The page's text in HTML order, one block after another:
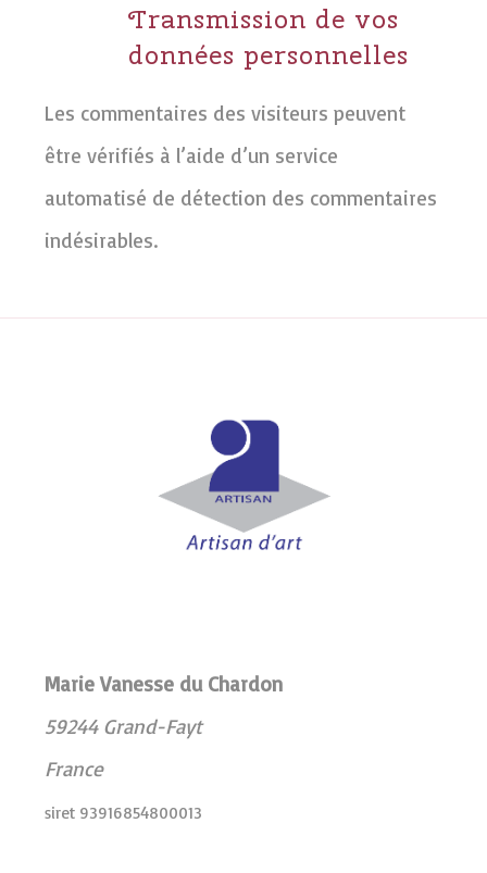
Transmission de vos
données personnelles
Les commentaires des visiteurs peuvent
être vérifiés à l’aide d’un service
automatisé de détection des commentaires
indésirables.
Marie Vanesse du Chardon
59244 Grand-Fayt
France
siret 93916854800013